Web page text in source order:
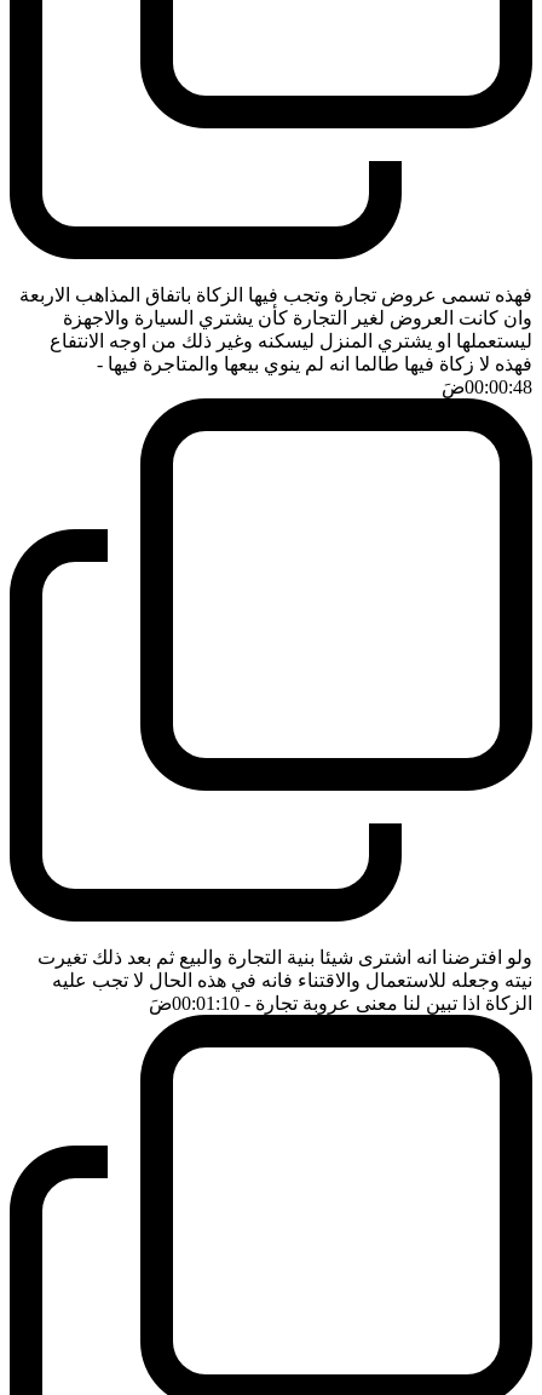
فهذه تسمى عروض تجارة وتجب فيها الزكاة باتفاق المذاهب الاربعة
وان كانت العروض لغير التجارة كأن يشتري السيارة والاجهزة
ليستعملها او يشتري المنزل ليسكنه وغير ذلك من اوجه الانتفاع
فهذه لا زكاة فيها طالما انه لم ينوي بيعها والمتاجرة فيها -
00:00:48ضَ
ولو افترضنا انه اشترى شيئا بنية التجارة والبيع ثم بعد ذلك تغيرت
نيته وجعله للاستعمال والاقتناء فانه في هذه الحال لا تجب عليه
الزكاة اذا تبين لنا معنى عروبة تجارة - 00:01:10 ضَ